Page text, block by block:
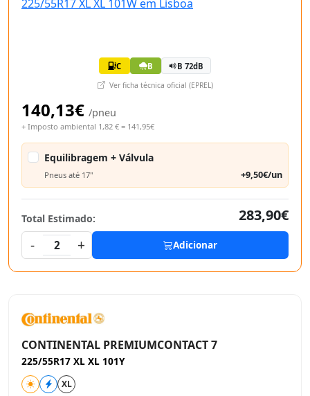
C B B 72dB
Ver ficha técnica oficial (EPREL)
140,13€ /pneu
+ Imposto ambiental 1,82 € = 141,95€
Equilibragem + Válvula
Pneus até 17" +9,50€/un
Total Estimado:
283,90€
-
2 + Adicionar
CONTINENTAL PREMIUMCONTACT 7
225/55R17 XL XL 101Y
XL